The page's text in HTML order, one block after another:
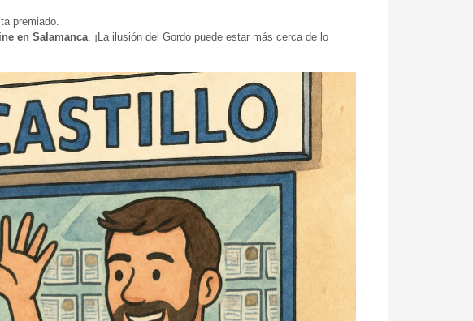
premiado.
en Salamanca. ¡La ilusión del Gordo puede estar más cerca de lo